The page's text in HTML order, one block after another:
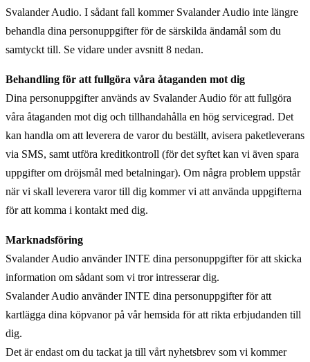
Svalander Audio. I sådant fall kommer Svalander Audio inte längre
behandla dina personuppgifter för de särskilda ändamål som du
samtyckt till. Se vidare under avsnitt 8 nedan.
Behandling för att fullgöra våra åtaganden mot dig
Dina personuppgifter används av Svalander Audio för att fullgöra
våra åtaganden mot dig och tillhandahålla en hög servicegrad. Det
kan handla om att leverera de varor du beställt, avisera paketleverans
via SMS, samt utföra kreditkontroll (för det syftet kan vi även spara
uppgifter om dröjsmål med betalningar). Om några problem uppstår
när vi skall leverera varor till dig kommer vi att använda uppgifterna
för att komma i kontakt med dig.
Marknadsföring
Svalander Audio använder INTE dina personuppgifter för att skicka
information om sådant som vi tror intresserar dig.
Svalander Audio använder INTE dina personuppgifter för att
kartlägga dina köpvanor på vår hemsida för att rikta erbjudanden till
dig.
Det är endast om du tackat ja till vårt nyhetsbrev som vi kommer